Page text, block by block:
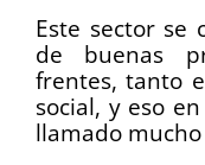
Este sector se
de buenas
frentes, tanto
social, y eso
llamado